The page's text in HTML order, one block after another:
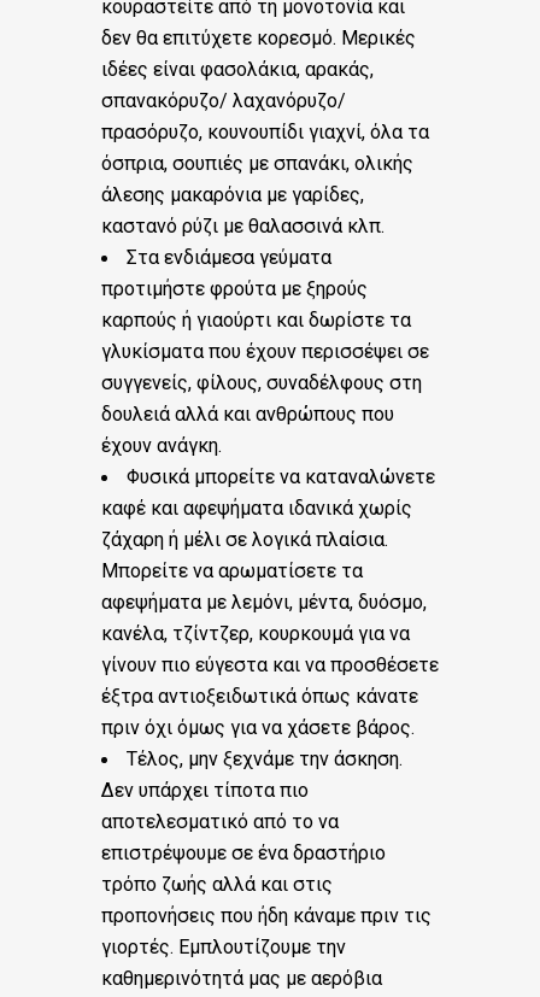
κουραστείτε από τη μονοτονία και
δεν θα επιτύχετε κορεσμό. Μερικές
ιδέες είναι φασολάκια, αρακάς,
σπανακόρυζο/ λαχανόρυζο/
πρασόρυζο, κουνουπίδι γιαχνί, όλα τα
όσπρια, σουπιές με σπανάκι, ολικής
άλεσης μακαρόνια με γαρίδες,
καστανό ρύζι με θαλασσινά κλπ.
Στα ενδιάμεσα γεύματα
προτιμήστε φρούτα με ξηρούς
καρπούς ή γιαούρτι και δωρίστε τα
γλυκίσματα που έχουν περισσέψει σε
συγγενείς, φίλους, συναδέλφους στη
δουλειά αλλά και ανθρώπους που
έχουν ανάγκη.
Φυσικά μπορείτε να καταναλώνετε
καφέ και αφεψήματα ιδανικά χωρίς
ζάχαρη ή μέλι σε λογικά πλαίσια.
Μπορείτε να αρωματίσετε τα
αφεψήματα με λεμόνι, μέντα, δυόσμο,
κανέλα, τζίντζερ, κουρκουμά για να
γίνουν πιο εύγεστα και να προσθέσετε
έξτρα αντιοξειδωτικά όπως κάνατε
πριν όχι όμως για να χάσετε βάρος.
Τέλος, μην ξεχνάμε την άσκηση.
Δεν υπάρχει τίποτα πιο
αποτελεσματικό από το να
επιστρέψουμε σε ένα δραστήριο
τρόπο ζωής αλλά και στις
προπονήσεις που ήδη κάναμε πριν τις
γιορτές. Εμπλουτίζουμε την
καθημερινότητά μας με αερόβια